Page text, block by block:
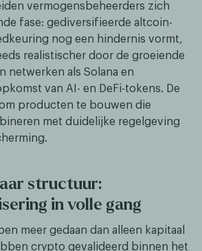
vermogensbeheerders zich
fase: gediversifieerde altcoin-
nog een hindernis vormt,
realistischer door de groeiende
netwerken als Solana en
van AI- en DeFi-tokens. De
producten te bouwen die
met duidelijke regelgeving
structuur:
in volle gang
meer gedaan dan alleen kapitaal
crypto gevalideerd binnen het